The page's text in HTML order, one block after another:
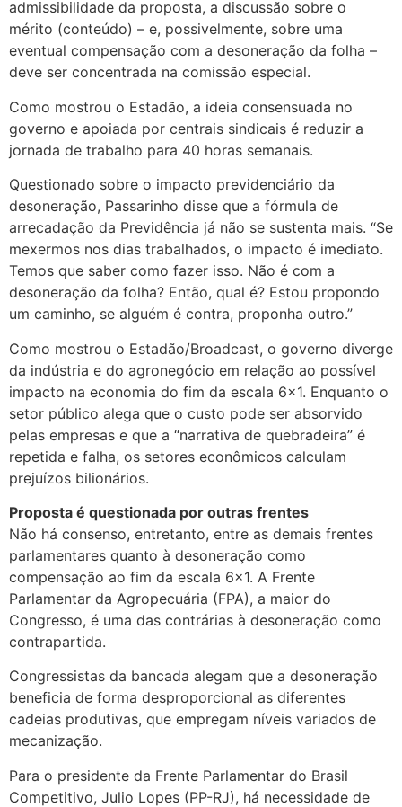
admissibilidade da proposta, a discussão sobre o
mérito (conteúdo) – e, possivelmente, sobre uma
eventual compensação com a desoneração da folha –
deve ser concentrada na comissão especial.
Como mostrou o Estadão, a ideia consensuada no
governo e apoiada por centrais sindicais é reduzir a
jornada de trabalho para 40 horas semanais.
Questionado sobre o impacto previdenciário da
desoneração, Passarinho disse que a fórmula de
arrecadação da Previdência já não se sustenta mais. “Se
mexermos nos dias trabalhados, o impacto é imediato.
Temos que saber como fazer isso. Não é com a
desoneração da folha? Então, qual é? Estou propondo
um caminho, se alguém é contra, proponha outro.”
Como mostrou o Estadão/Broadcast, o governo diverge
da indústria e do agronegócio em relação ao possível
impacto na economia do fim da escala 6×1. Enquanto o
setor público alega que o custo pode ser absorvido
pelas empresas e que a “narrativa de quebradeira” é
repetida e falha, os setores econômicos calculam
prejuízos bilionários.
Proposta é questionada por outras frentes
Não há consenso, entretanto, entre as demais frentes
parlamentares quanto à desoneração como
compensação ao fim da escala 6×1. A Frente
Parlamentar da Agropecuária (FPA), a maior do
Congresso, é uma das contrárias à desoneração como
contrapartida.
Congressistas da bancada alegam que a desoneração
beneficia de forma desproporcional as diferentes
cadeias produtivas, que empregam níveis variados de
mecanização.
Para o presidente da Frente Parlamentar do Brasil
Competitivo, Julio Lopes (PP-RJ), há necessidade de